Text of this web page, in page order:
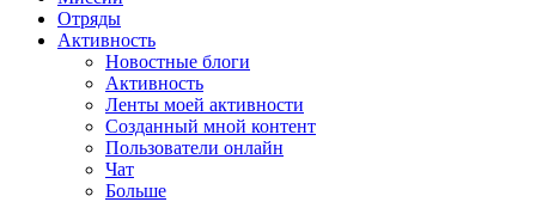
Отряды
Активность
Новостные блоги
Активность
Ленты моей активности
Созданный мной контент
Пользователи онлайн
Чат
Больше